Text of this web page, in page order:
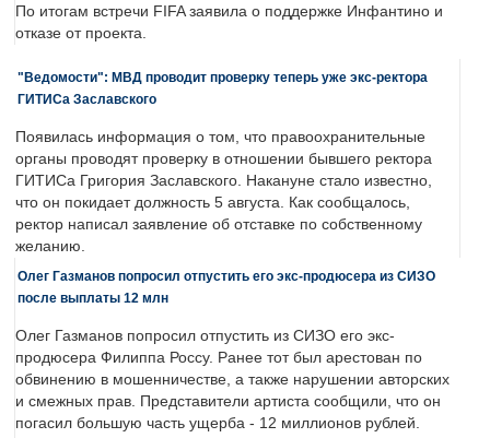
По итогам встречи FIFA заявила о поддержке Инфантино и
отказе от проекта.
"Ведомости": МВД проводит проверку теперь уже экс-ректора
ГИТИСа Заславского
Появилась информация о том, что правоохранительные
органы проводят проверку в отношении бывшего ректора
ГИТИСа Григория Заславского. Накануне стало известно,
что он покидает должность 5 августа. Как сообщалось,
ректор написал заявление об отставке по собственному
желанию.
Олег Газманов попросил отпустить его экс-продюсера из СИЗО
после выплаты 12 млн
Олег Газманов попросил отпустить из СИЗО его экс-
продюсера Филиппа Россу. Ранее тот был арестован по
обвинению в мошенничестве, а также нарушении авторских
и смежных прав. Представители артиста сообщили, что он
погасил большую часть ущерба - 12 миллионов рублей.